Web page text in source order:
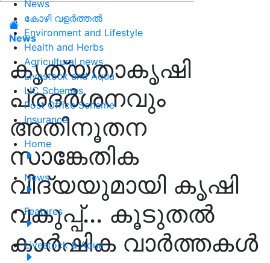
News
കോഴി വളർത്തൽ
Environment and Lifestyle
Health and Herbs
Agricultural news
Livestock and Aqua
LIC Schemes
Post Office Scheme
Insurance
Home
News
Features
Livestock & Aqua
News
കൃത്യതാകൃഷി
പ്രദര്‍ശനവും
അതിനൂതന
സാങ്കേതിക
വിദ്യയുമായി കൃഷി
വകുപ്പ്... കൂടുതൽ
കാർഷിക വാർത്തകൾ